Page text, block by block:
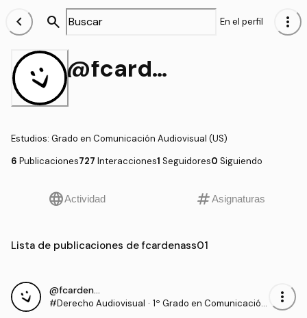
chevron_left search En el perfil more_vert
@fcardenass01
Estudios: Grado en Comunicación Audiovisual (US)
6 Publicaciones727 Interacciones1 Seguidores0 Siguiendo
languageActividad tagAsignaturas
Lista de publicaciones de fcardenass01
@fcardenass01
#Derecho Audiovisual · 1º Grado en Comunicación
more_vert